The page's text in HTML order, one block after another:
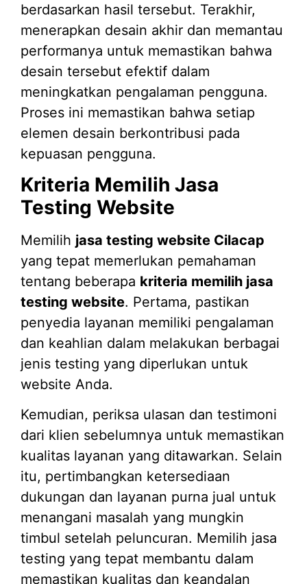
berdasarkan hasil tersebut. Terakhir,
menerapkan desain akhir dan memantau
performanya untuk memastikan bahwa
desain tersebut efektif dalam
meningkatkan pengalaman pengguna.
Proses ini memastikan bahwa setiap
elemen desain berkontribusi pada
kepuasan pengguna.
Kriteria Memilih Jasa
Testing Website
Memilih jasa testing website Cilacap
yang tepat memerlukan pemahaman
tentang beberapa kriteria memilih jasa
testing website. Pertama, pastikan
penyedia layanan memiliki pengalaman
dan keahlian dalam melakukan berbagai
jenis testing yang diperlukan untuk
website Anda.
Kemudian, periksa ulasan dan testimoni
dari klien sebelumnya untuk memastikan
kualitas layanan yang ditawarkan. Selain
itu, pertimbangkan ketersediaan
dukungan dan layanan purna jual untuk
menangani masalah yang mungkin
timbul setelah peluncuran. Memilih jasa
testing yang tepat membantu dalam
memastikan kualitas dan keandalan